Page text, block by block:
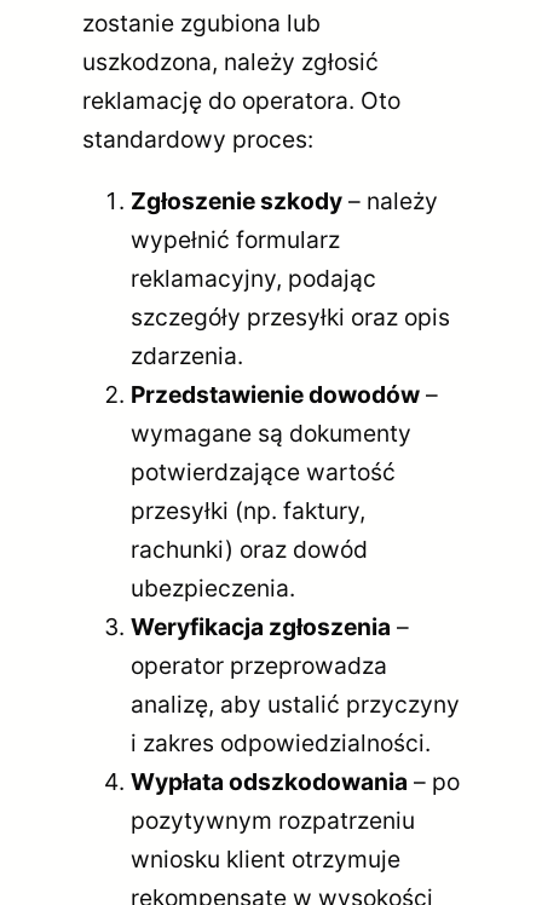
zostanie zgubiona lub
uszkodzona, należy zgłosić
reklamację do operatora. Oto
standardowy proces:
Zgłoszenie szkody – należy
wypełnić formularz
reklamacyjny, podając
szczegóły przesyłki oraz opis
zdarzenia.
Przedstawienie dowodów –
wymagane są dokumenty
potwierdzające wartość
przesyłki (np. faktury,
rachunki) oraz dowód
ubezpieczenia.
Weryfikacja zgłoszenia –
operator przeprowadza
analizę, aby ustalić przyczyny
i zakres odpowiedzialności.
Wypłata odszkodowania – po
pozytywnym rozpatrzeniu
wniosku klient otrzymuje
rekompensatę w wysokości